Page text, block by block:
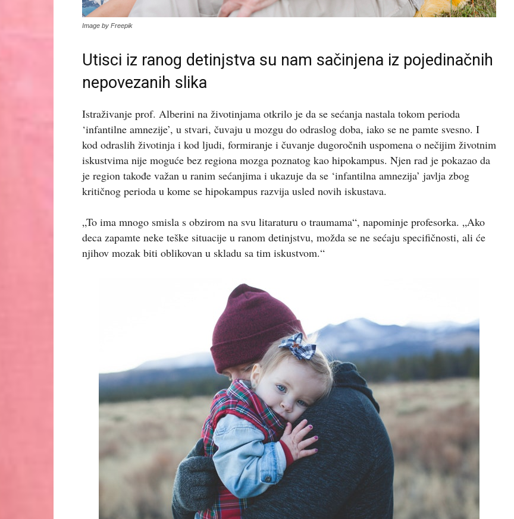
Image by Freepik
Utisci iz ranog detinjstva su nam sačinjena iz pojedinačnih
nepovezanih slika
Istraživanje prof. Alberini na životinjama otkrilo je da se sećanja nastala tokom perioda
‘infantilne amnezije’, u stvari, čuvaju u mozgu do odraslog doba, iako se ne pamte svesno. I
kod odraslih životinja i kod ljudi, formiranje i čuvanje dugoročnih uspomena o nečijim životnim
iskustvima nije moguće bez regiona mozga poznatog kao hipokampus. Njen rad je pokazao da
je region takođe važan u ranim sećanjima i ukazuje da se ‘infantilna amnezija’ javlja zbog
kritičnog perioda u kome se hipokampus razvija usled novih iskustava.
„To ima mnogo smisla s obzirom na svu litaraturu o traumama“, napominje profesorka. „Ako
deca zapamte neke teške situacije u ranom detinjstvu, možda se ne sećaju specifičnosti, ali će
njihov mozak biti oblikovan u skladu sa tim iskustvom.“